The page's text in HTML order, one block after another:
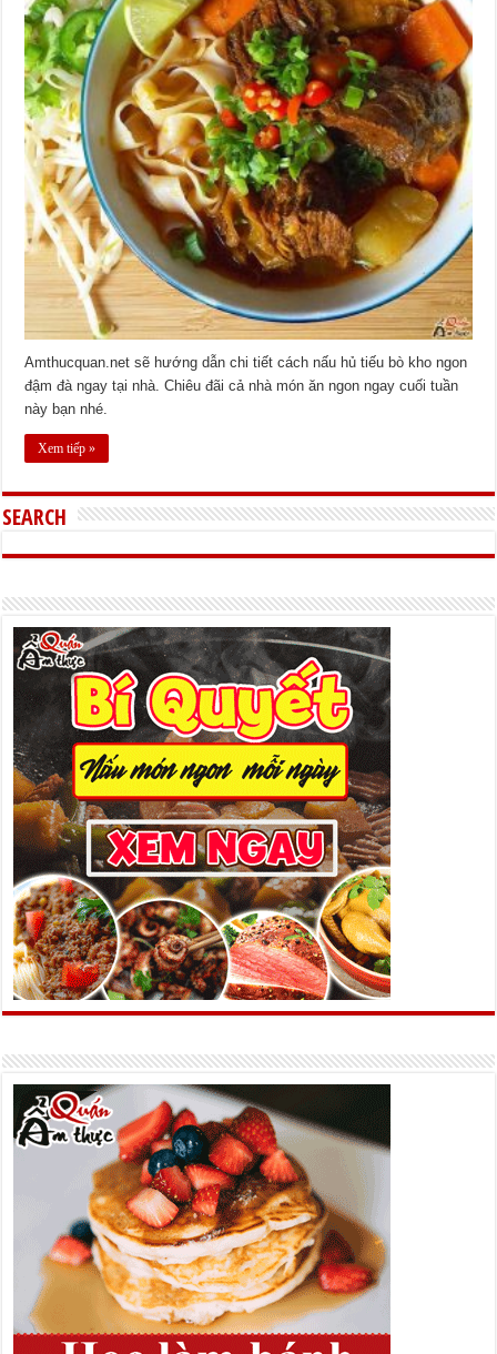
Amthucquan.net sẽ hướng dẫn chi tiết cách nấu hủ tiếu bò kho ngon
đậm đà ngay tại nhà. Chiêu đãi cả nhà món ăn ngon ngay cuối tuần
này bạn nhé.
Xem tiếp »
SEARCH